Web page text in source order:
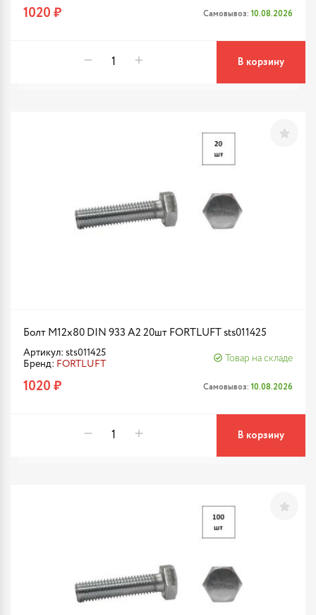
1020 ₽ Самовывоз: 10.08.2026
В корзину
Болт М12х80 DIN 933 A2 20шт FORTLUFT sts011425
Артикул: sts011425
Бренд: FORTLUFT
Товар на складе
1020 ₽ Самовывоз: 10.08.2026
В корзину